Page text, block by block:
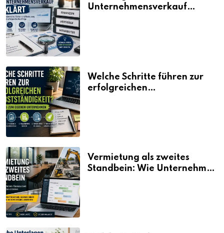
Unternehmensverkauf
Welche Schritte führen zur
erfolgreichen
Vermietung als zweites
Standbein: Wie Unternehmen